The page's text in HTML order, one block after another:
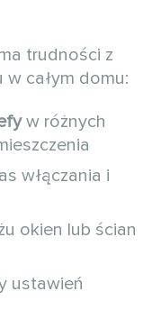
trudności z
całym domu:
w różnych
włączania i
okien lub ścian
ustawień